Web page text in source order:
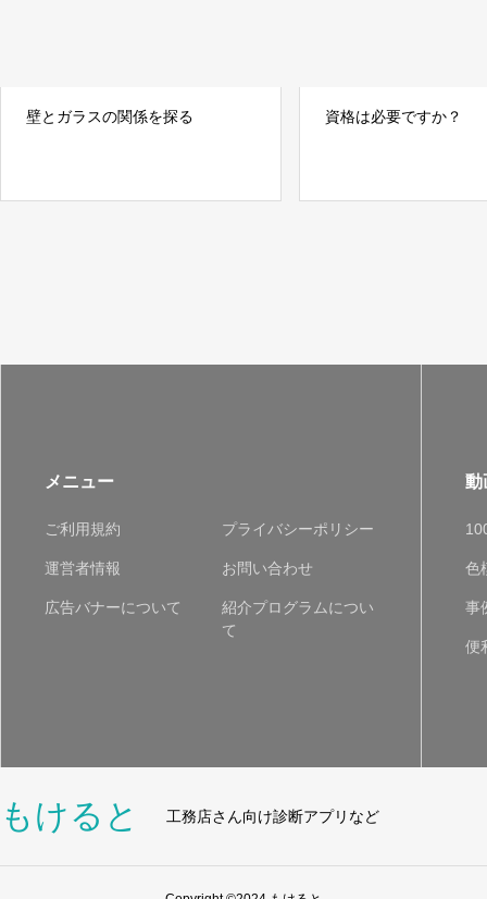
壁とガラスの関係を探る 資格は必要ですか？
メニュー
ご利用規約 プライバシーポリシー
運営者情報 お問い合わせ
広告バナーについて
紹介プログラムについ
て
動
色
事
便
もけると 工務店さん向け診断アプリなど